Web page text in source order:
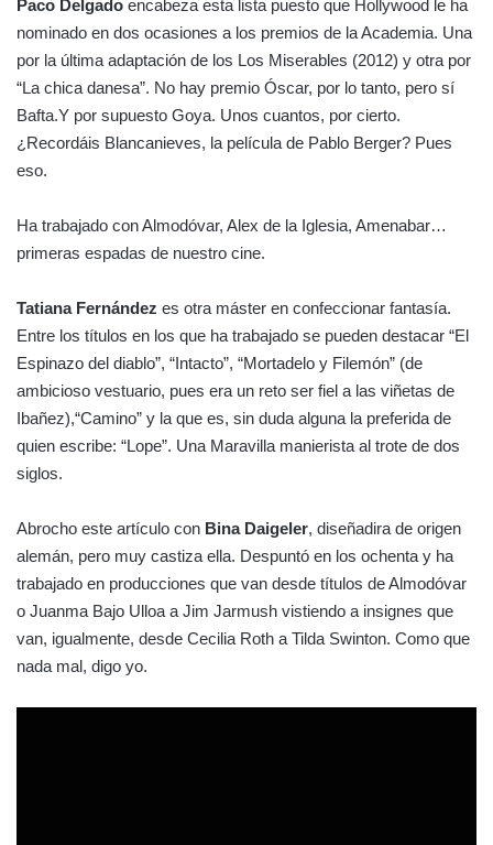
Paco Delgado encabeza esta lista puesto que Hollywood le ha
nominado en dos ocasiones a los premios de la Academia. Una
por la última adaptación de los Los Miserables (2012) y otra por
“La chica danesa”. No hay premio Óscar, por lo tanto, pero sí
Bafta.Y por supuesto Goya. Unos cuantos, por cierto.
¿Recordáis Blancanieves, la película de Pablo Berger? Pues
eso.
Ha trabajado con Almodóvar, Alex de la Iglesia, Amenabar…
primeras espadas de nuestro cine.
Tatiana Fernández es otra máster en confeccionar fantasía.
Entre los títulos en los que ha trabajado se pueden destacar “El
Espinazo del diablo”, “Intacto”, “Mortadelo y Filemón” (de
ambicioso vestuario, pues era un reto ser fiel a las viñetas de
Ibañez),“Camino” y la que es, sin duda alguna la preferida de
quien escribe: “Lope”. Una Maravilla manierista al trote de dos
siglos.
Abrocho este artículo con Bina Daigeler, diseñadira de origen
alemán, pero muy castiza ella. Despuntó en los ochenta y ha
trabajado en producciones que van desde títulos de Almodóvar
o Juanma Bajo Ulloa a Jim Jarmush vistiendo a insignes que
van, igualmente, desde Cecilia Roth a Tilda Swinton. Como que
nada mal, digo yo.